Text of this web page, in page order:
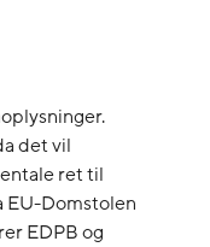
det vil
ret til
EU-Domstolen
EDPB og